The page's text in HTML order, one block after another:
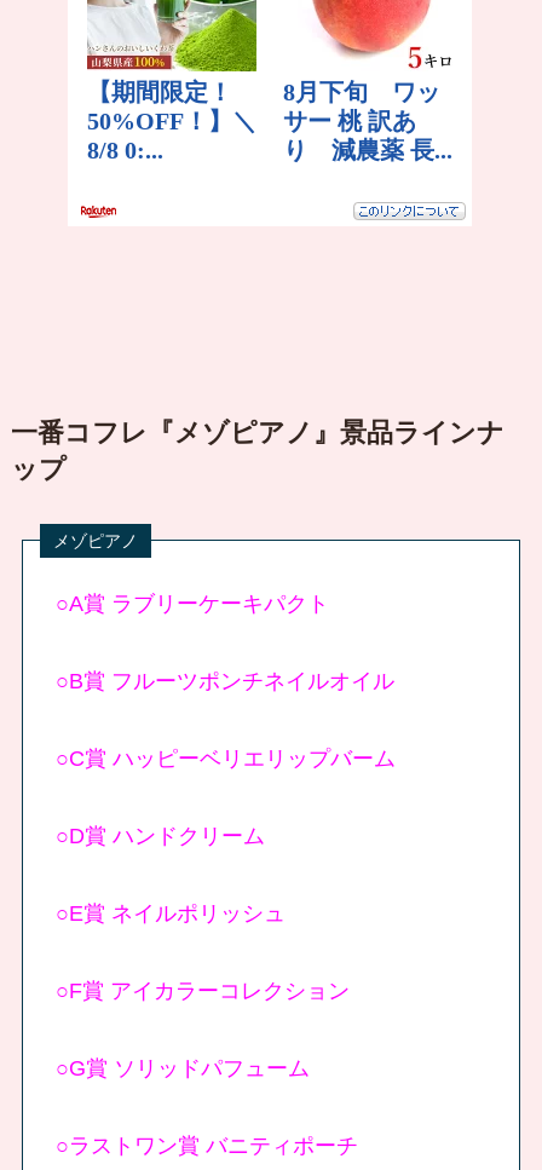
一番コフレ『メゾピアノ』景品ラインナ
ップ
○A賞 ラブリーケーキパクト
○B賞 フルーツポンチネイルオイル
○C賞 ハッピーベリエリップバーム
○D賞 ハンドクリーム
○E賞 ネイルポリッシュ
○F賞 アイカラーコレクション
○G賞 ソリッドパフューム
○ラストワン賞 バニティポーチ